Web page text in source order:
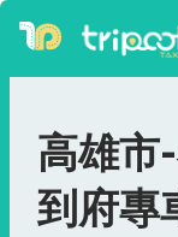
高雄市
到府專